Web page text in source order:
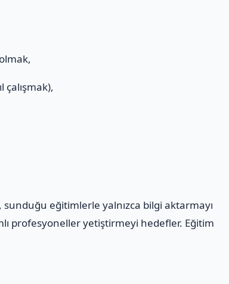
çalışmak),
eğitimlerle yalnızca bilgi aktarmayı
profesyoneller yetiştirmeyi hedefler. Eğitim